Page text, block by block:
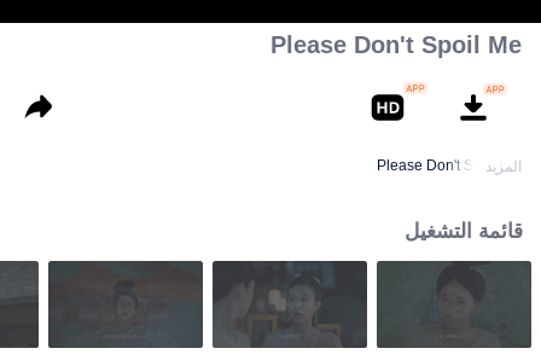
Please Don't Spoil Me
Please Don't Spoil Me
المزيد
قائمة التشغيل